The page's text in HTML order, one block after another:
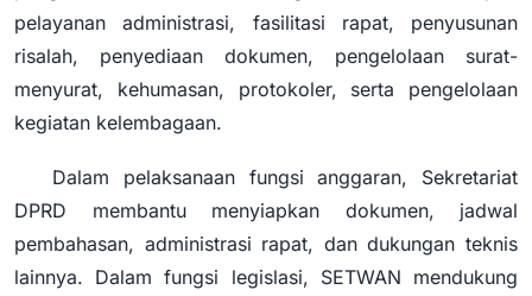
pelayanan administrasi, fasilitasi rapat, penyusunan
risalah, penyediaan dokumen, pengelolaan surat-
menyurat, kehumasan, protokoler, serta pengelolaan
kegiatan kelembagaan.
Dalam pelaksanaan fungsi anggaran, Sekretariat
DPRD membantu menyiapkan dokumen, jadwal
pembahasan, administrasi rapat, dan dukungan teknis
lainnya. Dalam fungsi legislasi, SETWAN mendukung